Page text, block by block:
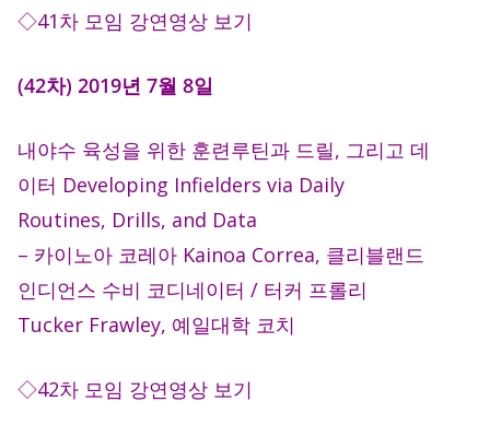
◇41차 모임 강연영상 보기
(42차) 2019년 7월 8일
내야수 육성을 위한 훈련루틴과 드릴, 그리고 데
이터 Developing Infielders via Daily
Routines, Drills, and Data
– 카이노아 코레아 Kainoa Correa, 클리블랜드
인디언스 수비 코디네이터 / 터커 프롤리
Tucker Frawley, 예일대학 코치
◇42차 모임 강연영상 보기